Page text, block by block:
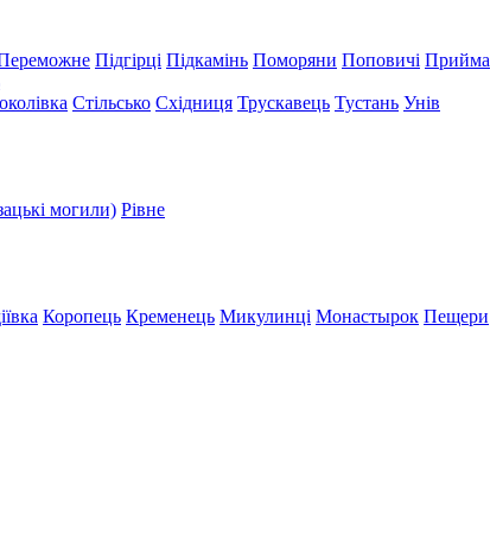
Підгірці Підкамінь Поморяни Поповичі Прийма
Стільсько Східниця Трускавець Тустань Унів
могили) Рівне
Коропець Кременець Микулинці Монастырок Пещери